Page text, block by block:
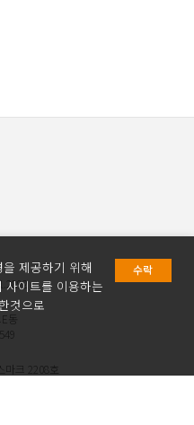
동
크 2208호
제공하기 위해
사이트를 이용하는
것으로
수락